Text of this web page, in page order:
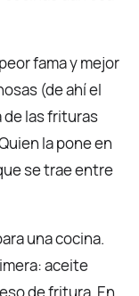
fama y mejor
(de ahí el
de las frituras
la pone en
se trae entre
una cocina.
aceite